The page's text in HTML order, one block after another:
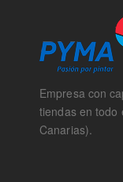
Empresa con
tiendas en todo
Canarias).